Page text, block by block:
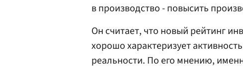
в производство - повысить
Он считает, что новый рейтинг
хорошо характеризует
реальности. По его мнению,